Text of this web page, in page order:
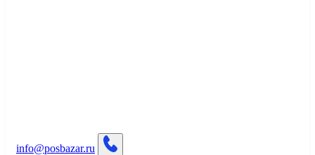
info@posbazar.ru